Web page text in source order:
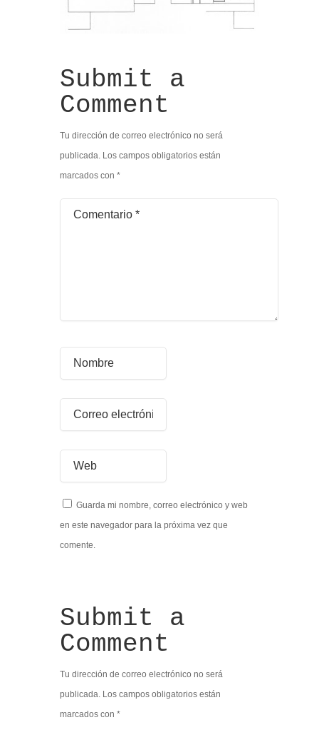
Submit a
Comment
Tu dirección de correo electrónico no será
publicada. Los campos obligatorios están
marcados con *
Guarda mi nombre, correo electrónico y web
en este navegador para la próxima vez que
comente.
Submit a
Comment
Tu dirección de correo electrónico no será
publicada. Los campos obligatorios están
marcados con *